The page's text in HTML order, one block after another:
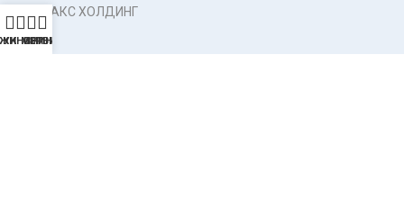
УК АКС ХОЛДИНГ
УК МЭП
СЕРВИС